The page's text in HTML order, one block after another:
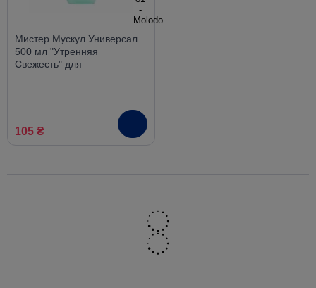
Мистер Мускул Универсал
500 мл "Утренняя
Свежесть" для
105 ₴